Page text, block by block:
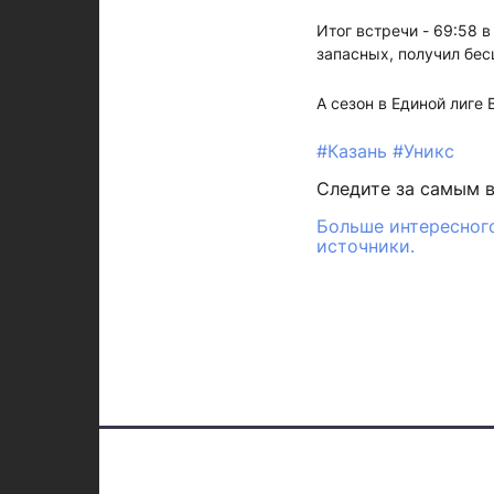
Итог встречи - 69:58
запасных, получил
А сезон в Единой
#Казань #Уникс
Следите за самым
Больше
источники.